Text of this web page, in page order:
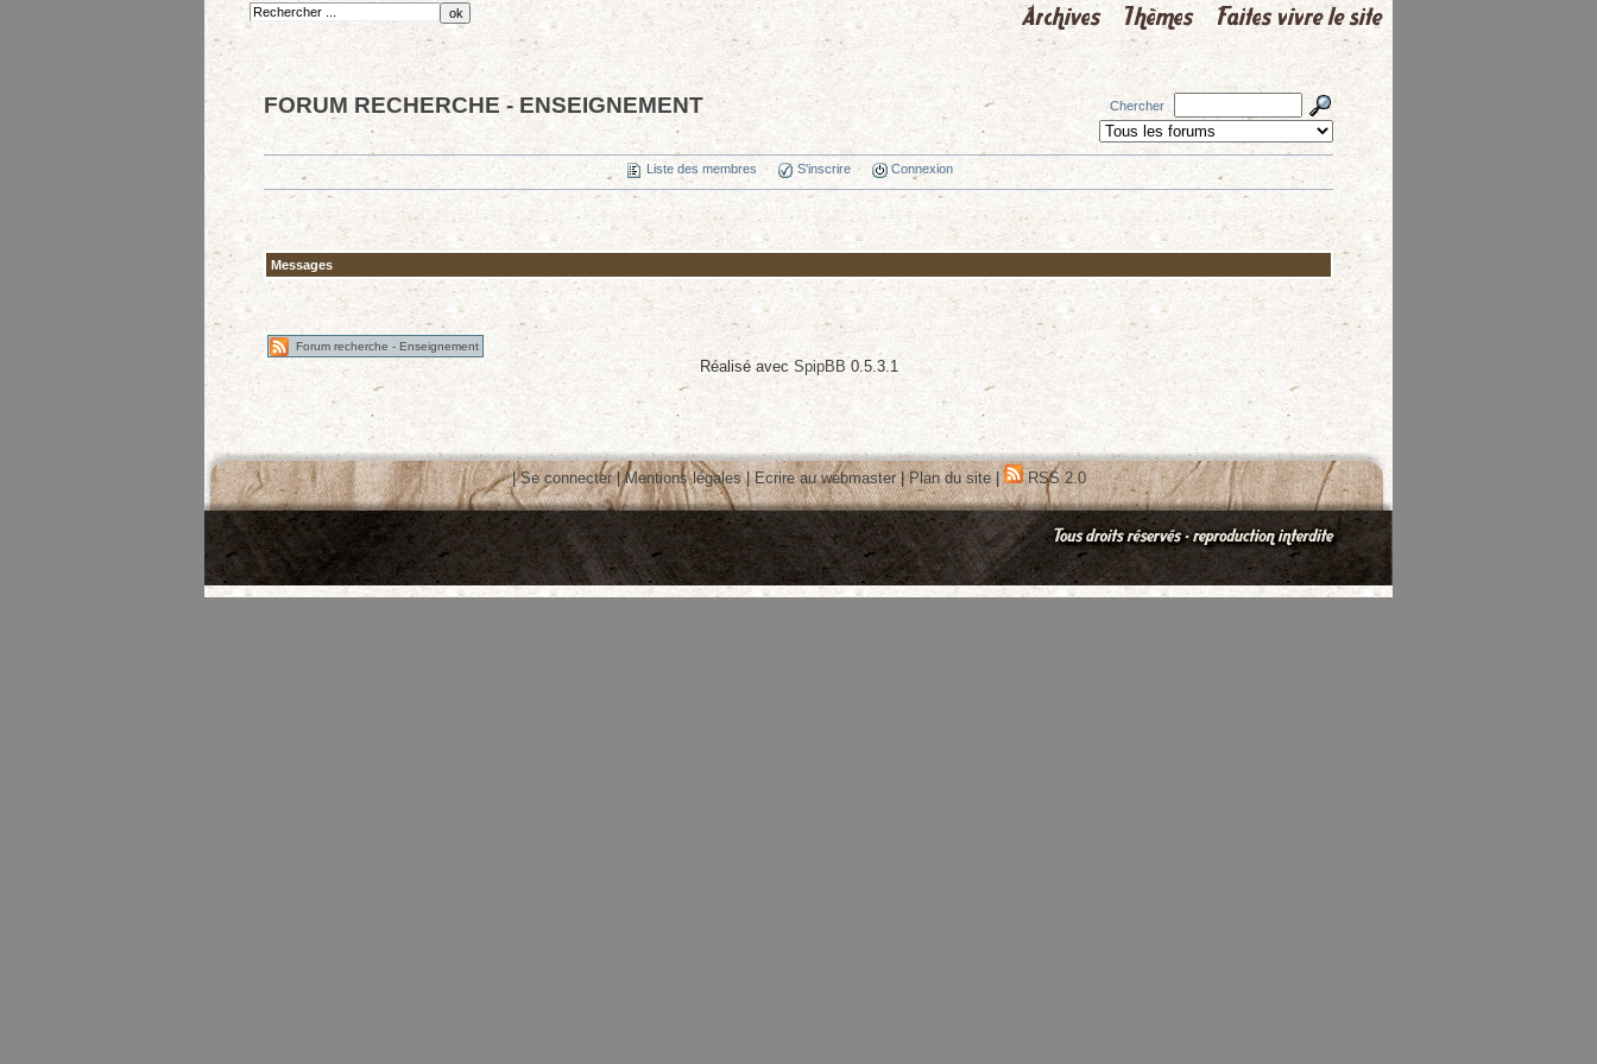
FORUM RECHERCHE - ENSEIGNEMENT Chercher
Liste des membres S'inscrire Connexion
Messages
Forum recherche - Enseignement
Réalisé avec SpipBB 0.5.3.1
|Se connecter|Mentions légales|Ecrire au webmaster|Plan du site| RSS 2.0